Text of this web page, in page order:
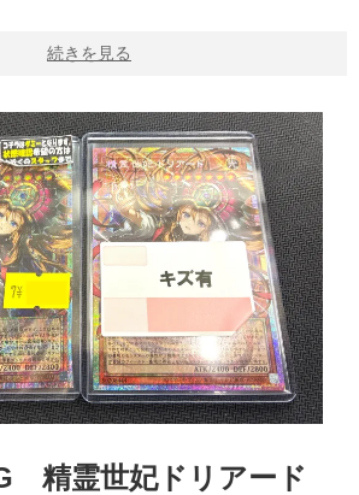
続きを見る
精霊世妃ドリアード